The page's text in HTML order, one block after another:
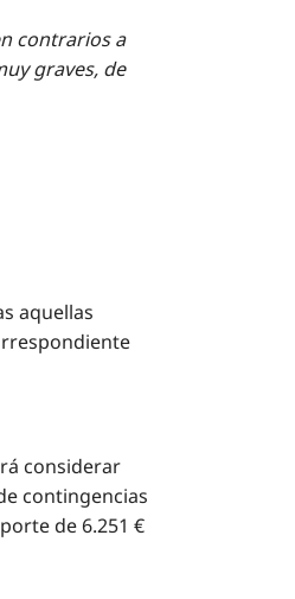
contrarios a
graves, de
aquellas
considerar
contingencias
de 6.251 €